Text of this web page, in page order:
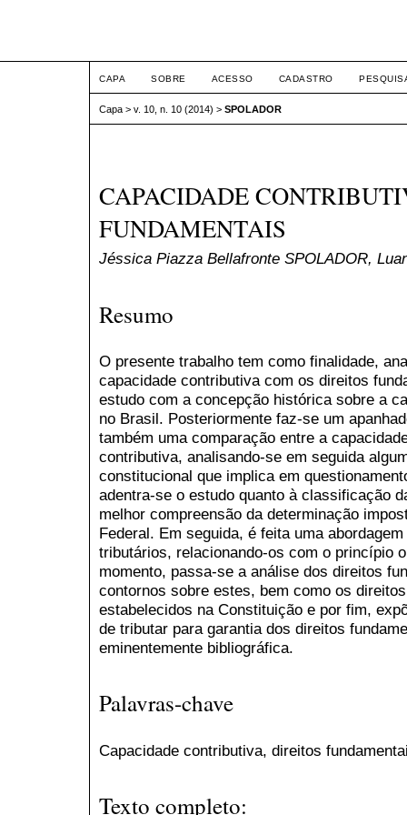
CAPA SOBRE ACESSO CADASTRO
Capa > v. 10, n. 10 (2014) > SPOLADOR
CAPACIDADE
FUNDAMENTAIS
Jéssica Piazza Bellafronte SPOLADOR,
Resumo
O presente trabalho tem como finalidade,
capacidade contributiva com os direitos
estudo com a concepção histórica sobre a
no Brasil. Posteriormente faz-se um
também uma comparação entre a
contributiva, analisando-se em seguida
constitucional que implica em
adentra-se o estudo quanto à classificação
melhor compreensão da determinação
Federal. Em seguida, é feita uma
tributários, relacionando-os com o princípio
momento, passa-se a análise dos direitos
contornos sobre estes, bem como os
estabelecidos na Constituição e por fim,
de tributar para garantia dos direitos
eminentemente bibliográfica.
Palavras-chave
Capacidade contributiva, direitos
Texto completo: